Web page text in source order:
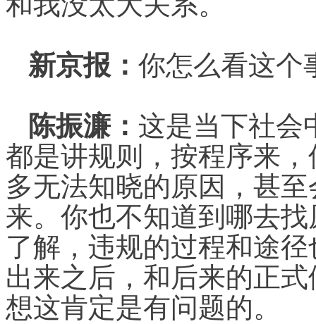
新京报： 你怎么看这个
陈振濂： 这是当下社会
都是讲规则，按程序来
多无法知晓的原因，甚
来。你也不知道到哪去
了解，违规的过程和途
出来之后，和后来的正
想这肯定是有问题的。